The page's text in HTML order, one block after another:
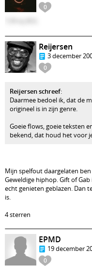
0
0
Reijersen
3 december
Reijersen schreef:
Daarmee bedoel ik, dat de
origineel is in zijn genre.
Goeie flows, goeie teksten
bekend, dat houd het voor
Mijn spelfout daargelaten
Geweldige hiphop. Gift of
echt genieten geblazen. Dan
is.
4 sterren
0
EPMD
19 december